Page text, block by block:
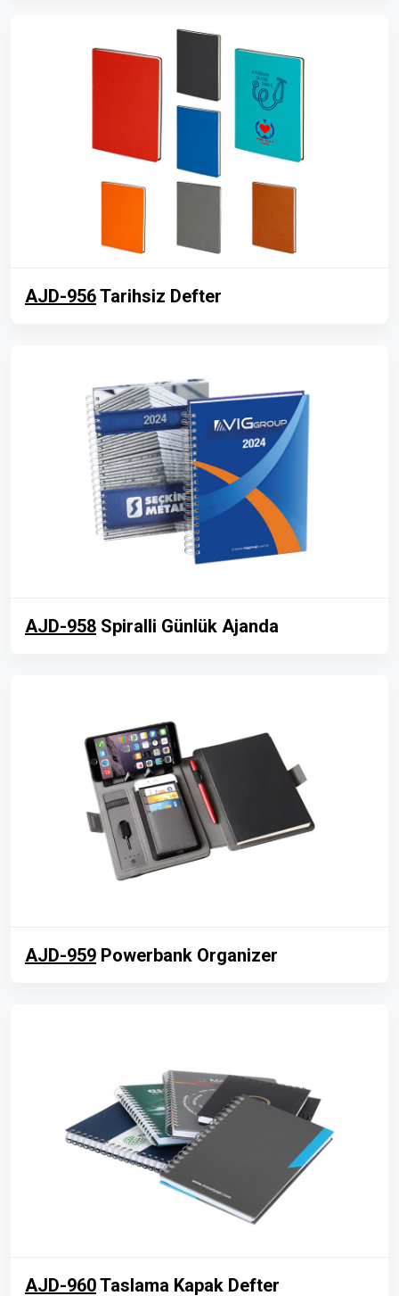
AJD-956Tarihsiz Defter
AJD-958 Spiralli Günlük Ajanda
AJD-959 Powerbank Organizer
AJD-960Taslama Kapak Defter